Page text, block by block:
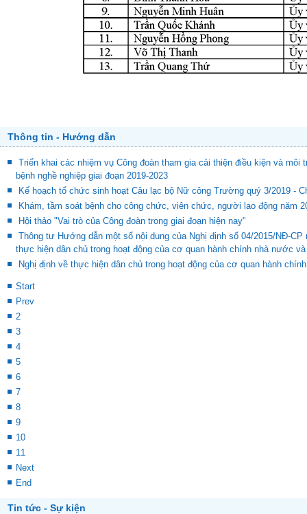
Thông tin - Hướng dẫn
Triển khai các nhiệm vụ Công đoàn tham gia cải thiện điều kiện và
bệnh nghề nghiệp giai đoạn 2019-2023
Kế hoạch tổ chức sinh hoạt Câu lạc bộ Nữ công Trường quý 3/2019 -
Khám, tầm soát bệnh cho công chức, viên chức, người lao động năm
Hội thảo "Vai trò của Công đoàn trong giai đoạn hiện nay"
Thông tư Hướng dẫn một số nội dung của Nghị định số 04/2015/NĐ-
thực hiện dân chủ trong hoạt động của cơ quan hành chính nhà nước
Nghị định về thực hiện dân chủ trong hoạt động của cơ quan hành
Start
Prev
2
3
4
5
6
7
8
9
10
11
Next
End
Tin tức - Sự kiện